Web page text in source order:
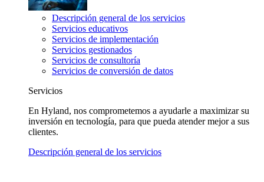
Descripción general de los servicios
Servicios educativos
Servicios de implementación
Servicios gestionados
Servicios de consultoría
Servicios de conversión de datos
Servicios
En Hyland, nos comprometemos a ayudarle a maximizar su
inversión en tecnología, para que pueda atender mejor a sus
clientes.
Descripción general de los servicios